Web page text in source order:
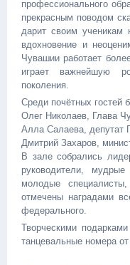
профессионального
прекрасным поводом
дарит своим ученикам
вдохновение и
Чувашии работает
играет важнейшую
поколения.
Среди почётных гостей
Олег Николаев, Глава
Алла Салаева, депутат
Дмитрий Захаров,
В зале собрались
руководители,
молодые
отмечены наградами
федерального.
Творческими
танцевальные номера